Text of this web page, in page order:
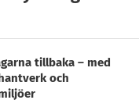
tillbaka – med
och